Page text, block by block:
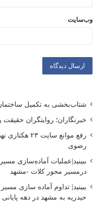
وب‌سایت
شتاب‌بخشی به تکمیل
خبرنگاران؛ روایتگران
رفع موانع
رضوی
ببینید|عملیات آماده‌سازی
درمسیر محور کلات -مشهد
ببینید| تداوم آماده سازی
حیدریه به مشهد در دهه